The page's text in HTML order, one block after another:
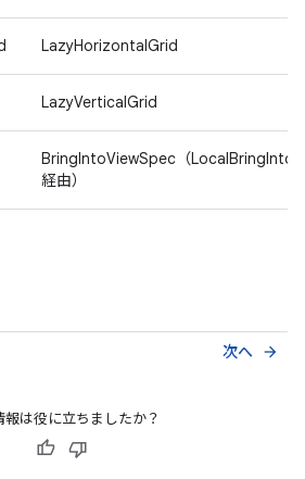
LazyHorizontalGrid
LazyVerticalGrid
BringIntoViewSpec（
経由）
次へ arrow_forward
報は役に立ちましたか？